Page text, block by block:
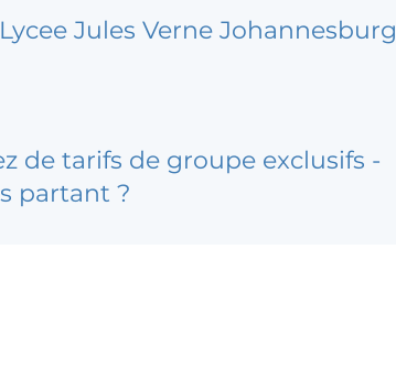
Lycee Jules Verne Johannesburg
de tarifs de groupe exclusifs -
partant ?